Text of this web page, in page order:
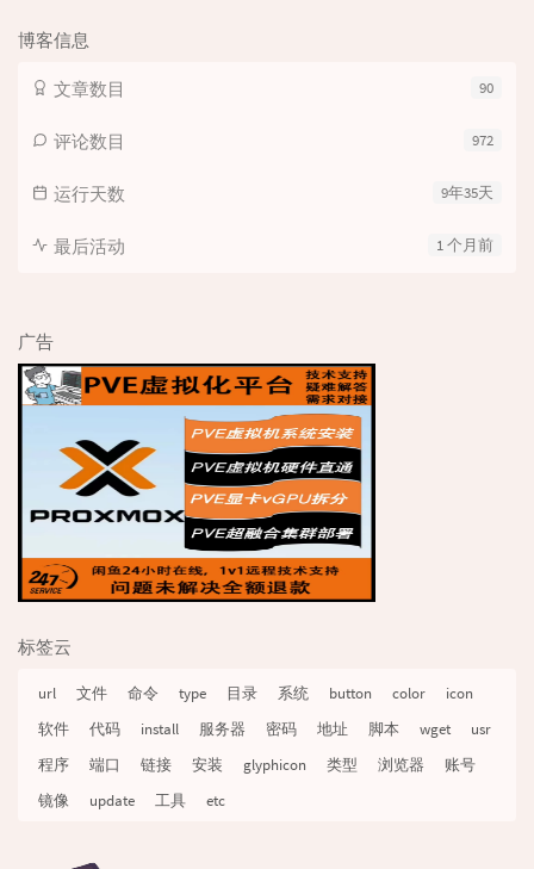
博客信息
90
文章数目
972
评论数目
9年35天
运行天数
1 个月前
最后活动
广告
标签云
url 文件 命令 type 目录 系统 button color
icon
软件
代码 install 服务器 密码 地址 脚本 wget
usr
程序
端口 链接 安装 glyphicon 类型 浏览器
账号
镜像
update 工具 etc